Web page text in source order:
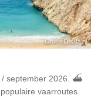
/ september 2026. ⛴
vaarroutes.